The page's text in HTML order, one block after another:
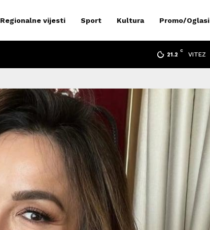
Regionalne vijesti Sport Kultura Promo/Oglasi
21.2
C
VITEZ